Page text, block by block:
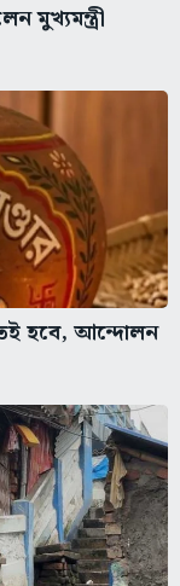
মুখ্যমন্ত্রী
হবে, আন্দোলন